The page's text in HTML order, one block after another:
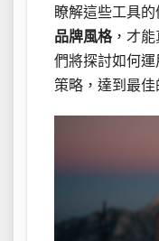
瞭解這些工具
品牌風格，才能
們將探討如何
策略，達到最佳